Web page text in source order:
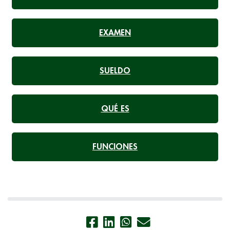
EXAMEN
SUELDO
QUÉ ES
FUNCIONES